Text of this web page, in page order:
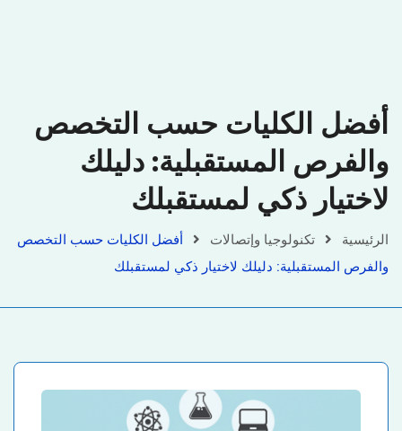
أفضل الكليات حسب التخصص
والفرص المستقبلية: دليلك
لاختيار ذكي لمستقبلك
الرئيسية تكنولوجيا وإتصالات
أفضل الكليات حسب التخصص
والفرص المستقبلية: دليلك لاختيار ذكي لمستقبلك